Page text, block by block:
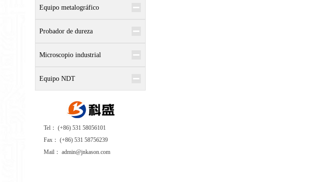
Equipo metalográfico
Probador de dureza
Microscopio industrial
Equipo NDT
Tel： (+86) 531 58056101
Fax： (+86) 531 58756239
Mail： admin@jnkason.com